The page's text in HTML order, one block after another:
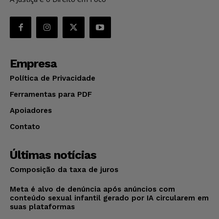
Empresa
Política de Privacidade
Ferramentas para PDF
Apoiadores
Contato
Últimas notícias
Composição da taxa de juros
Meta é alvo de denúncia após anúncios com
conteúdo sexual infantil gerado por IA circularem em
suas plataformas